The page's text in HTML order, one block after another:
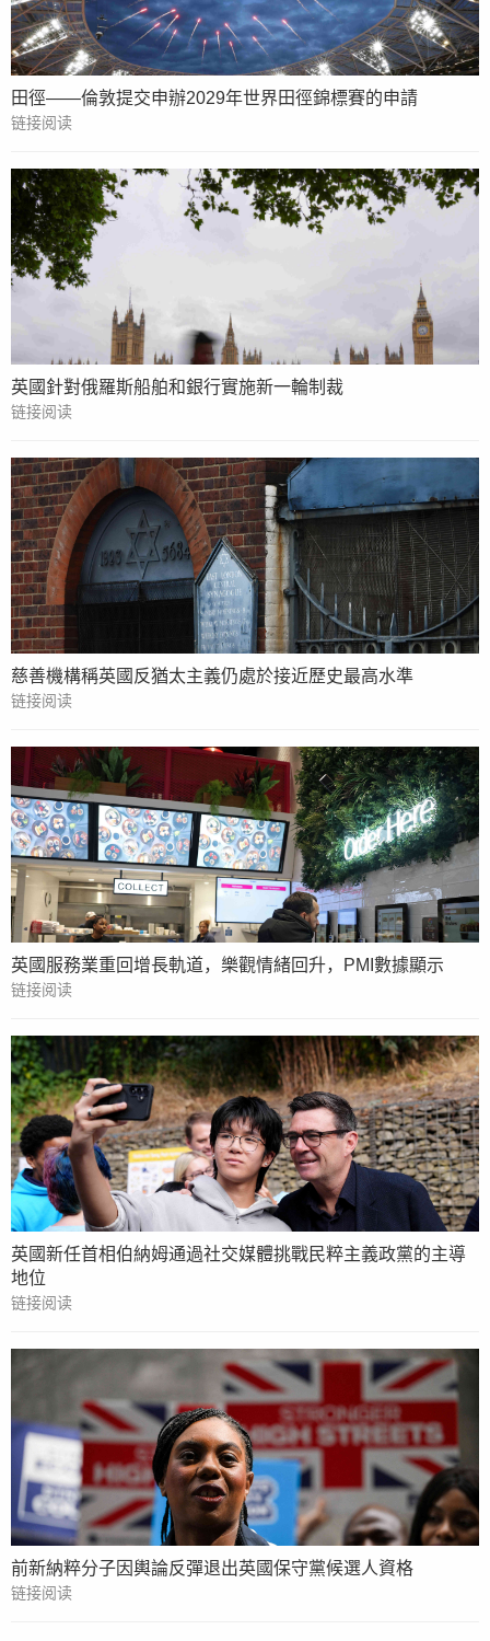
田徑——倫敦提交申辦2029年世界田徑錦標賽的申請
链接阅读
英國針對俄羅斯船舶和銀行實施新一輪制裁
链接阅读
慈善機構稱英國反猶太主義仍處於接近歷史最高水準
链接阅读
英國服務業重回增長軌道，樂觀情緒回升，PMI數據顯示
链接阅读
英國新任首相伯納姆通過社交媒體挑戰民粹主義政黨的主導
地位
链接阅读
前新納粹分子因輿論反彈退出英國保守黨候選人資格
链接阅读